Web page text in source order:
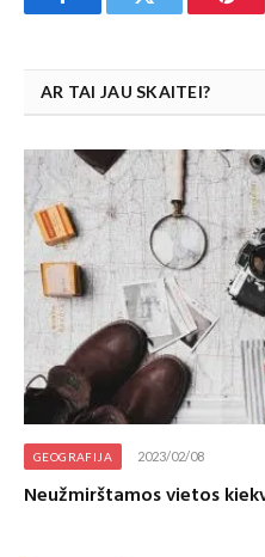
FacebookTwitter
AR TAI JAU SKAITEI?
GEOGRAFIJA 2023/02/08
Neužmirštamos vietos